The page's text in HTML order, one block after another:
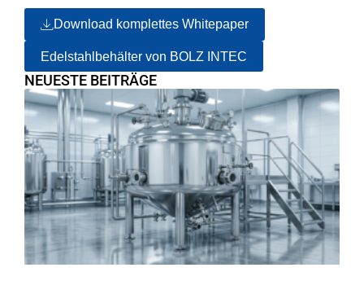
Download komplettes Whitepaper
Edelstahlbehälter von BOLZ INTEC
NEUESTE BEITRÄGE